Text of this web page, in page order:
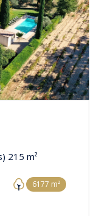
Villa 8 pièce(s) 5 chambre(s) 215 m²
6177 m²